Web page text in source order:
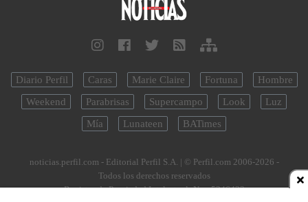
Diario Perfil Caras Marie Claire Fortuna
Hombre
Weekend
Parabrisas Supercampo Look
Luz
Mía
Lunateen BATimes
noticias.perfil.com - Editorial Perfil S.A. | © Perfil.com 2006-2026 -
Todos los derechos reservados
Registro de Propiedad Intelectual: Nro. 5346433